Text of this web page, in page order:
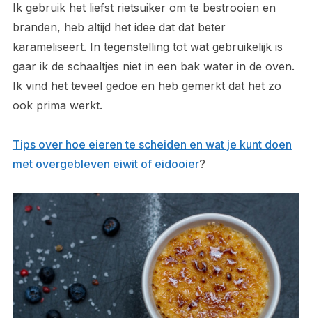
Ik gebruik het liefst rietsuiker om te bestrooien en
branden, heb altijd het idee dat dat beter
karameliseert. In tegenstelling tot wat gebruikelijk is
gaar ik de schaaltjes niet in een bak water in de oven.
Ik vind het teveel gedoe en heb gemerkt dat het zo
ook prima werkt.
Tips over hoe eieren te scheiden en wat je kunt doen
met overgebleven eiwit of eidooier?